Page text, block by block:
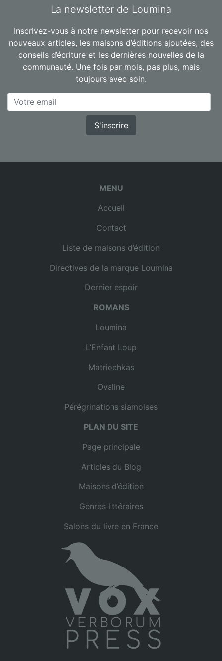
La newsletter de Loumina
Inscrivez-vous à notre newsletter pour recevoir nos
nouveaux articles, les maisons d’éditions ajoutées, des
conseils d’écriture et les dernières nouvelles de la
communauté. Une fois par mois, pas plus, mais
toujours avec soin.
S'inscrire
MENU
Accueil
Contact
Liste de maisons d’édition
Directives de la marque Loumina
Dernier espoir
ROMANS
Loumina
L’Enfant Loup
Matriochkas
Ovaline
Pérégrinations siamoises
PLAN DU SITE
Page principale
Articles du Blog
Maisons d’édition
Genres littéraires
Salons du livre en France